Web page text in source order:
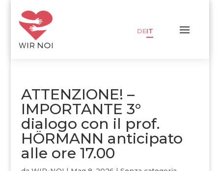
DEIT
ATTENZIONE! –
IMPORTANTE 3°
dialogo con il prof.
HÖRMANN anticipato
alle ore 17.00